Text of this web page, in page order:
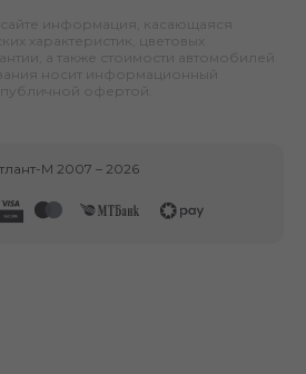
информация, касающаяся
характеристик, цветовых
а также стоимости автомобилей
носит информационный
публичной офертой.
М 2007 – 2026